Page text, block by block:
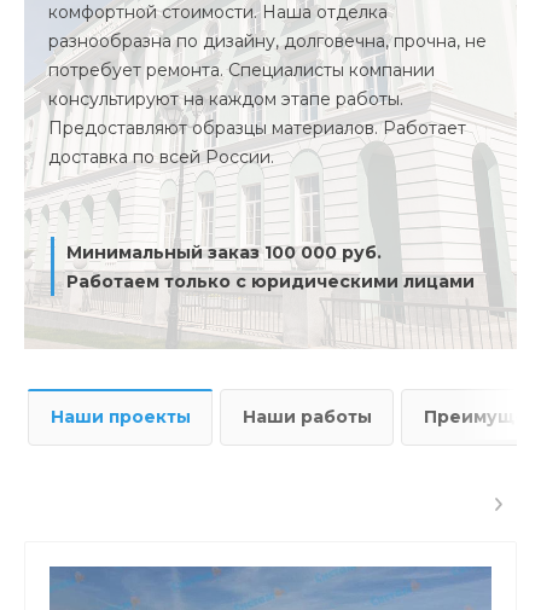
комфортной стоимости. Наша отделка
разнообразна по дизайну, долговечна, прочна, не
потребует ремонта. Специалисты компании
консультируют на каждом этапе работы.
Предоставляют образцы материалов. Работает
доставка по всей России.
Минимальный заказ 100 000 руб.
Работаем только с юридическими лицами
Наши проекты Наши работы